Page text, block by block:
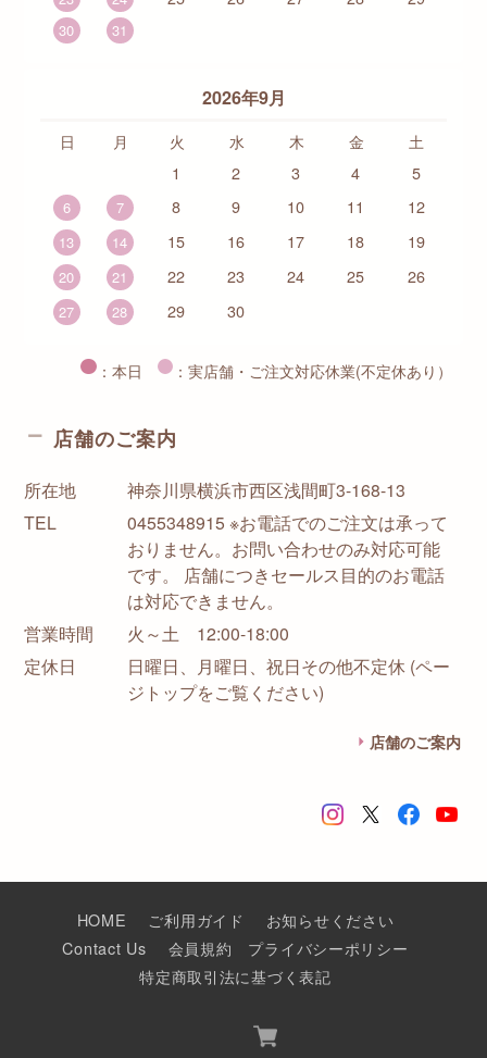
30 31
2026年9月
日 月 火 水 木 金
土
1
2 3 4 5
6 7 8 9 10 11 12
13 14 15 16 17 18 19
20 21 22 23 24 25 26
27 28 29 30
：本日 ：実店舗・ご注文対応休業(不定休あり）
店舗のご案内
所在地
神奈川県横浜市西区浅間町3-168-13
TEL
0455348915 ※お電話でのご注文は承って
おりません。お問い合わせのみ対応可能
です。 店舗につきセールス目的のお電話
は対応できません。
営業時間
火～土 12:00-18:00
定休日
日曜日、月曜日、祝日その他不定休 (ペー
ジトップをご覧ください)
店舗のご案内
HOME ご利用ガイド
お知らせください
Contact Us
会員規約
プライバシーポリシー
特定商取引法に基づく表記